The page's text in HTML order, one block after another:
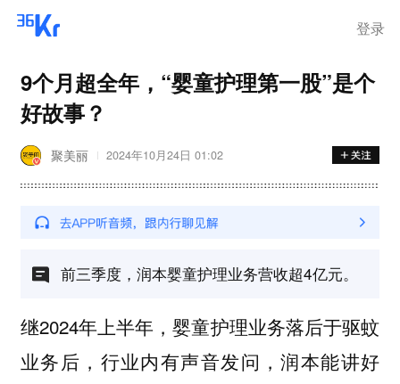
登录
9个月超全年，“婴童护理第一股”是个
好故事？
聚美丽 2024年10月24日 01:02
前三季度，润本婴童护理业务营收超4亿元。
继2024年上半年，婴童护理业务落后于驱蚊
业务后，行业内有声音发问，润本能讲好